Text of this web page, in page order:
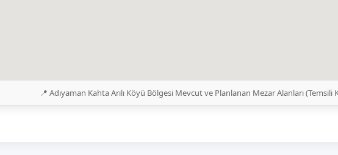
📍 Adıyaman Kahta Arılı Köyü Bölgesi Mevcut ve Planlanan Mezar Alanları (Temsili